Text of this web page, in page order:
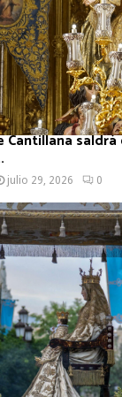
Cantillana saldrá
julio 29, 2026 0